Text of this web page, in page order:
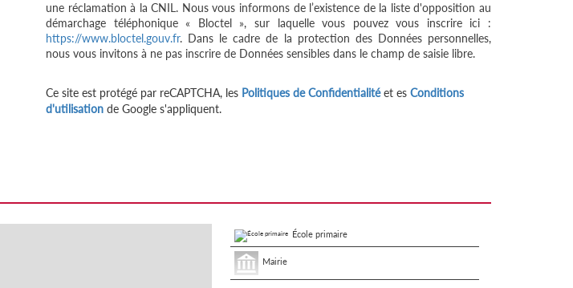
une réclamation à la CNIL. Nous vous informons de l’existence de la liste d'opposition au
démarchage téléphonique « Bloctel », sur laquelle vous pouvez vous inscrire ici :
https://www.bloctel.gouv.fr. Dans le cadre de la protection des Données personnelles,
nous vous invitons à ne pas inscrire de Données sensibles dans le champ de saisie libre.
Ce site est protégé par reCAPTCHA, les Politiques de Confidentialitéet es Conditions
d'utilisation de Google s'appliquent.
École primaire
Mairie